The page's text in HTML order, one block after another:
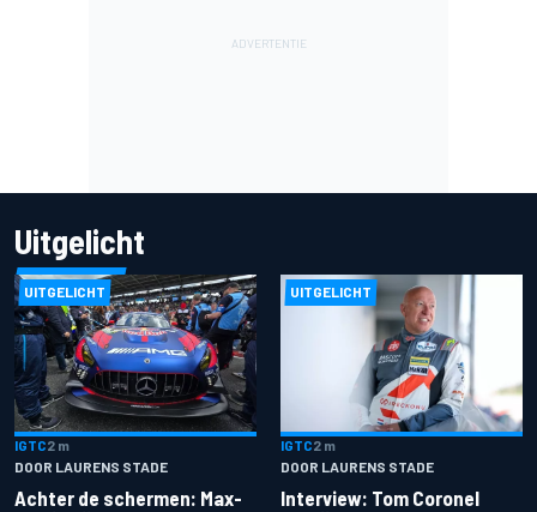
Uitgelicht
UITGELICHT
IGTC2 m
DOOR LAURENS STADE
Achter de schermen: Max-
UITGELICHT
IGTC2 m
DOOR LAURENS STADE
Interview: Tom Coronel